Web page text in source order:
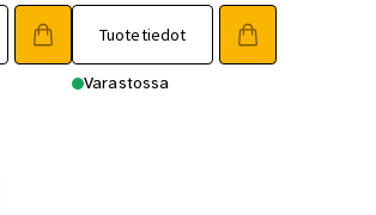
Tuotetiedot
Varastossa